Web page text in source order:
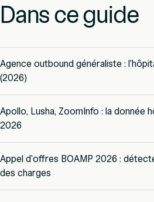
Dans ce guide
Agence outbound généraliste :
(2026)
Apollo, Lusha, ZoomInfo : la donnée
2026
Appel d'offres BOAMP 2026 :
des charges